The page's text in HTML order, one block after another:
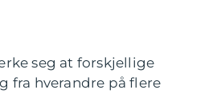
seg at forskjellige
fra hverandre på flere